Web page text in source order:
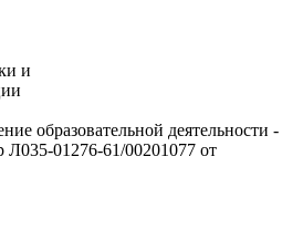
и
образовательной деятельности -
01276-61/00201077 от